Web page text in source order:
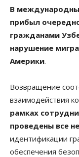
В
прибыл
гражданами
нарушение
Америки.
Возвращение
взаимодействия
рамках
проведены все
идентификации
обеспечения